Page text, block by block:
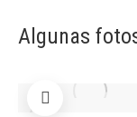
Algunas